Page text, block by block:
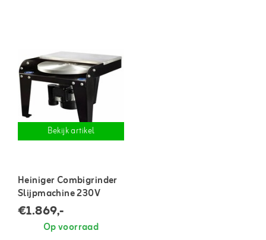
Bekijk artikel
Heiniger Combigrinder
Slijpmachine 230V
€1.869,-
Op voorraad